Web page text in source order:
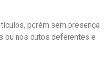
porém sem presença
ou nos dutos deferentes e